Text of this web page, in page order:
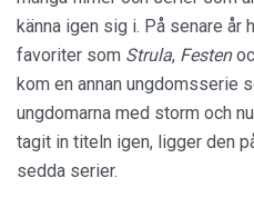
känna igen sig i. På senare år
favoriter som Strula, Festen
kom en annan ungdomsserie
ungdomarna med storm och
tagit in titeln igen, ligger den
sedda serier.